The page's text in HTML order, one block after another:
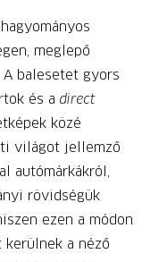
meglepő
balesetet gyors
és a direct
közé
világot jellemző
autómárkákról,
rövidségük
ezen a módon
a néző